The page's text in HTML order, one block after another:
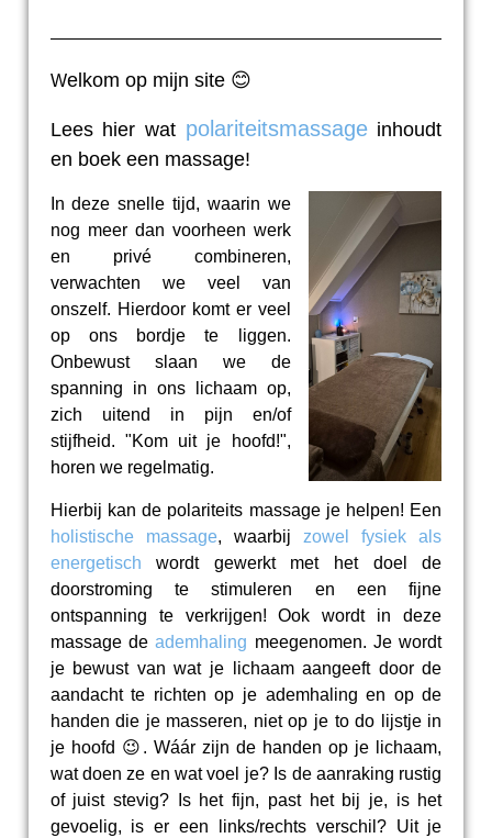
Welkom op mijn site 😊
Lees hier wat polariteitsmassageinhoudt
en boek een massage!
In deze snelle tijd, waarin we
nog meer dan voorheen werk
en privé combineren,
verwachten we veel van
onszelf. Hierdoor komt er veel
op ons bordje te liggen.
Onbewust slaan we de
spanning in ons lichaam op,
zich uitend in pijn en/of
stijfheid. "Kom uit je hoofd!",
horen we regelmatig.
Hierbij kan de polariteits massage je helpen! Een
holistische massage, waarbij zowel fysiek als
energetisch wordt gewerkt met het doel de
doorstroming te stimuleren en een fijne
ontspanning te verkrijgen! Ook wordt in deze
massage deademhaling meegenomen. Je wordt
je bewust van wat je lichaam aangeeft door de
aandacht te richten op je ademhaling en op de
handen die je masseren, niet op je to do lijstje in
je hoofd 😉. Wáár zijn de handen op je lichaam,
wat doen ze en wat voel je? Is de aanraking rustig
of juist stevig? Is het fijn, past het bij je, is het
gevoelig, is er een links/rechts verschil? Uit je